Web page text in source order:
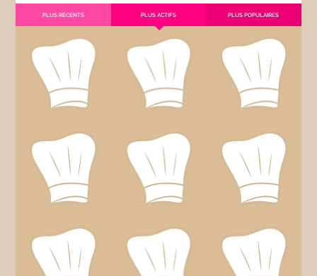
PLUS RÉCENTS PLUS ACTIFS PLUS POPULAIRES